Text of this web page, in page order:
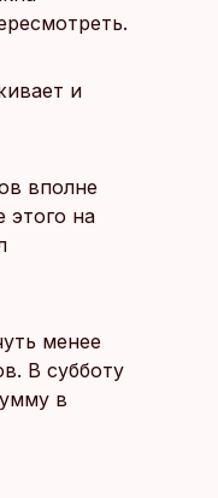
и
вполне
этого на
менее
В субботу
в